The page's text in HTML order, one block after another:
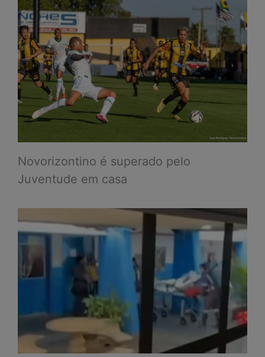
Novorizontino é superado pelo
Juventude em casa